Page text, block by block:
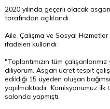
2020 yılında geçerli olacak
tarafından açıklandı.
Aile, Çalışma ve Sosyal
ifadeleri kullandı:
"Toplantımızın tüm
diliyorum. Asgari ücret tespit
edildiği 15 üyeden oluşan
yapılmaktadır. Komisyonumuz ilk
salonda yapmıştı.